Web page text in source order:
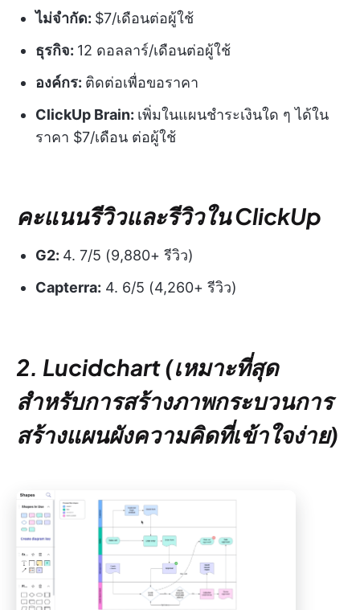
ไม่จำกัด: $7/เดือนต่อผู้ใช้
ธุรกิจ: 12 ดอลลาร์/เดือนต่อผู้ใช้
องค์กร: ติดต่อเพื่อขอราคา
ClickUp Brain: เพิ่มในแผนชำระเงินใด ๆ ได้ใน
ราคา $7/เดือน ต่อผู้ใช้
คะแนนรีวิวและรีวิวใน ClickUp
G2: 4. 7/5 (9,880+ รีวิว)
Capterra: 4. 6/5 (4,260+ รีวิว)
2. Lucidchart (เหมาะที่สุด
สำหรับการสร้างภาพกระบวนการ
สร้างแผนผังความคิดที่เข้าใจง่าย)